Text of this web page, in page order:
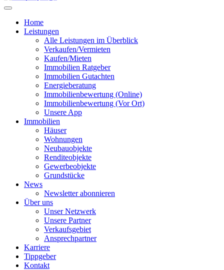
Home
Leistungen
Alle Leistungen im Überblick
Verkaufen/Vermieten
Kaufen/Mieten
Immobilien Ratgeber
Immobilien Gutachten
Energieberatung
Immobilienbewertung (Online)
Immobilienbewertung (Vor Ort)
Unsere App
Immobilien
Häuser
Wohnungen
Neubauobjekte
Renditeobjekte
Gewerbeobjekte
Grundstücke
News
Newsletter abonnieren
Über uns
Unser Netzwerk
Unsere Partner
Verkaufsgebiet
Ansprechpartner
Karriere
Tippgeber
Kontakt